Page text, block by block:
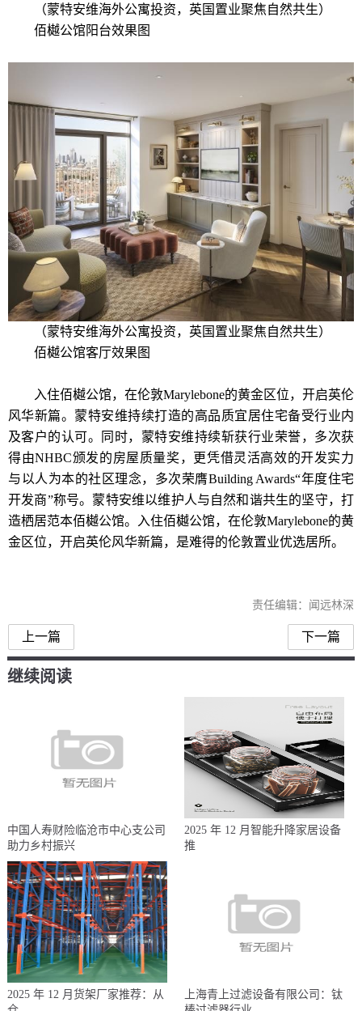
（蒙特安维海外公寓投资，英国置业聚焦自然共生）
佰樾公馆阳台效果图
（蒙特安维海外公寓投资，英国置业聚焦自然共生）
佰樾公馆客厅效果图
入住佰樾公馆，在伦敦Marylebone的黄金区位，开启英伦
风华新篇。蒙特安维持续打造的高品质宜居住宅备受行业内
及客户的认可。同时，蒙特安维持续斩获行业荣誉，多次获
得由NHBC颁发的房屋质量奖，更凭借灵活高效的开发实力
与以人为本的社区理念，多次荣膺Building Awards“年度住宅
开发商”称号。蒙特安维以维护人与自然和谐共生的坚守，打
造栖居范本佰樾公馆。入住佰樾公馆，在伦敦Marylebone的黄
金区位，开启英伦风华新篇，是难得的伦敦置业优选居所。
责任编辑：闻远林深
上一篇 下一篇
继续阅读
中国人寿财险临沧市中心支公司
助力乡村振兴
2025 年 12 月智能升降家居设备
推
2025 年 12 月货架厂家推荐：从
上海青上过滤设备有限公司：钛